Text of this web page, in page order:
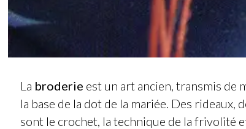
La broderie est un art ancien, transmis de
la base de la dot de la mariée. Des
sont le crochet, la technique de la frivolité